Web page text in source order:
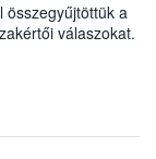
összegyűjtöttük a
válaszokat.